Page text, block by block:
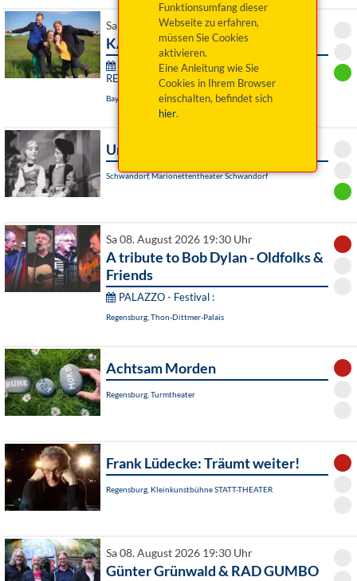
Funktionsumfang dieser
Webseite zu erfahren,
müssen Sie Cookies
aktivieren.
Eine Anleitung wie Sie
Cookies in Ihrem Browser
einschalten, befindet sich
hier.
Sa 08. August 2026 19:00 Uhr
KARMA
76. Festival junger Künstler Bayreuth -
RE:SONANZ:
Bayreuth, Das Zentrum
Undine
Schwandorf, Marionettentheater Schwandorf
Sa 08. August 2026 19:30 Uhr
A tribute to Bob Dylan - Oldfolks &
Friends
PALAZZO - Festival :
Regensburg, Thon-Dittmer-Palais
Achtsam Morden
Regensburg, Turmtheater
Frank Lüdecke: Träumt weiter!
Regensburg, Kleinkunstbühne STATT-THEATER
Sa 08. August 2026 19:30 Uhr
Günter Grünwald & RAD GUMBO